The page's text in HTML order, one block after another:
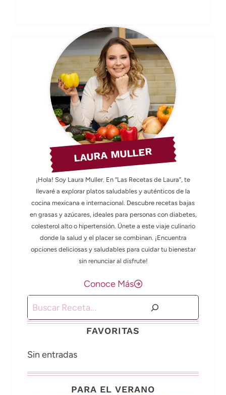
LAURA MULLER
¡Hola! Soy Laura Muller. En “Las Recetas de Laura”, te
llevaré a explorar platos saludables y auténticos de la
cocina mexicana e internacional. Descubre recetas bajas
en grasas y azúcares, ideales para personas con diabetes,
colesterol alto o hipertensión. Únete a este viaje culinario
donde la salud y el placer se combinan. ¡Encuentra
opciones deliciosas y saludables para cuidar tu bienestar
sin renunciar al disfrute!
Conoce Más
Buscar
FAVORITAS
Sin entradas
PARA EL VERANO